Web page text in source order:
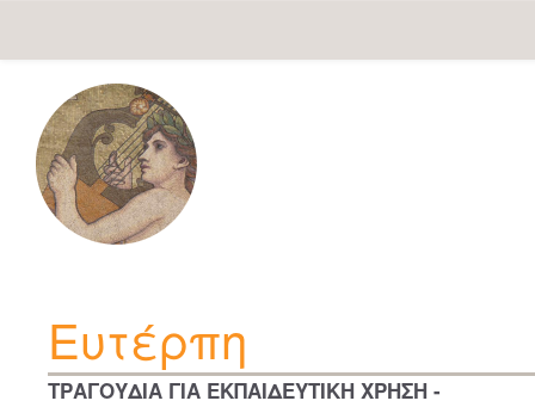
navigation
Ευτέρπη
ΤΡΑΓΟΥΔΙΑ ΓΙΑ ΕΚΠΑΙΔΕΥΤΙΚΗ ΧΡΗΣΗ -